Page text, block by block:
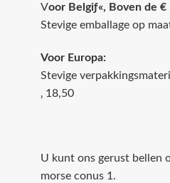
Voor Belgiƒ«, Boven de
Stevige emballage op
Voor Europa:
Stevige
‚ 18,50
U kunt ons gerust bellen
morse conus 1.